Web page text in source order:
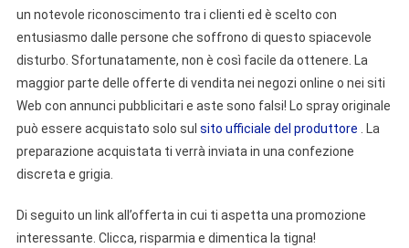
un notevole riconoscimento tra i clienti ed è scelto con
entusiasmo dalle persone che soffrono di questo spiacevole
disturbo. Sfortunatamente, non è così facile da ottenere. La
maggior parte delle offerte di vendita nei negozi online o nei siti
Web con annunci pubblicitari e aste sono falsi! Lo spray originale
può essere acquistato solo sul sito ufficiale del produttore . La
preparazione acquistata ti verrà inviata in una confezione
discreta e grigia.
Di seguito un link all’offerta in cui ti aspetta una promozione
interessante. Clicca, risparmia e dimentica la tigna!